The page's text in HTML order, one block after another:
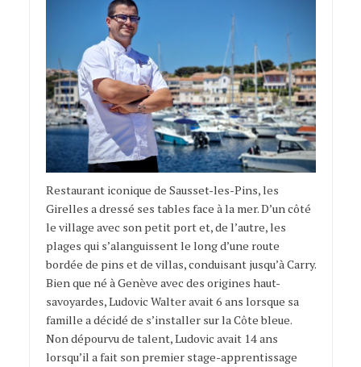
Restaurant iconique de Sausset-les-Pins, les
Girelles a dressé ses tables face à la mer. D’un côté
le village avec son petit port et, de l’autre, les
plages qui s’alanguissent le long d’une route
bordée de pins et de villas, conduisant jusqu’à Carry.
Bien que né à Genève avec des origines haut-
savoyardes, Ludovic Walter avait 6 ans lorsque sa
famille a décidé de s’installer sur la Côte bleue.
Non dépourvu de talent, Ludovic avait 14 ans
lorsqu’il a fait son premier stage-apprentissage